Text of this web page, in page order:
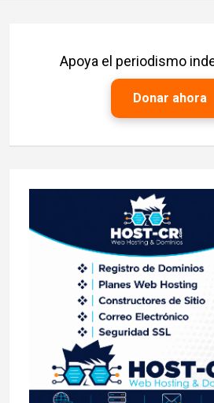
Apoya el periodismo
Donar ahora